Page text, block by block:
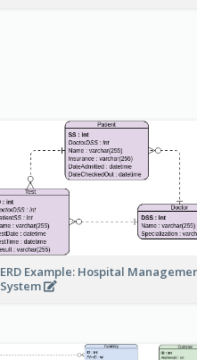
ERD Example: Hospital
System